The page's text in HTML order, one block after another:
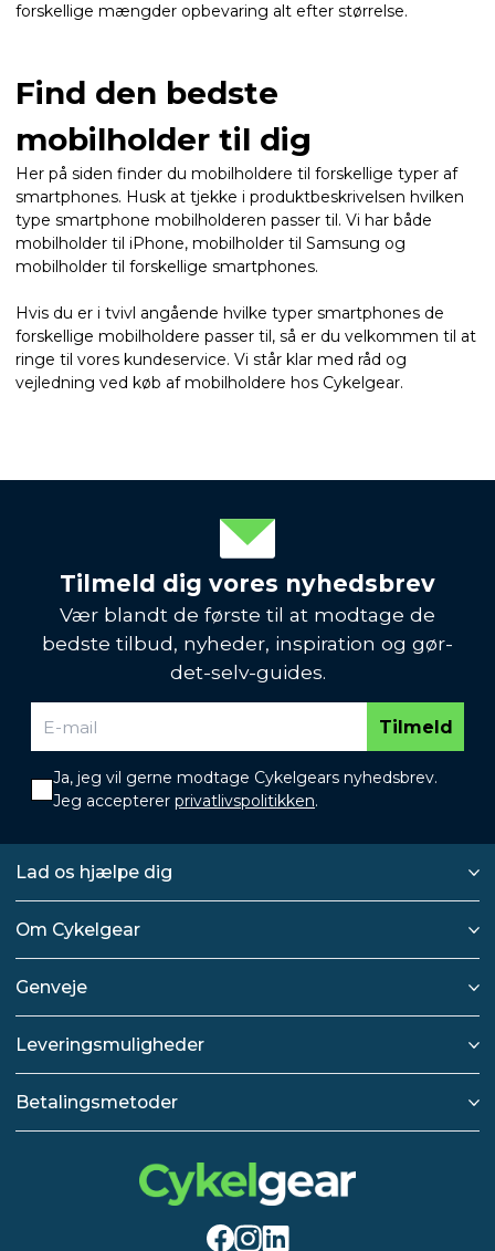
forskellige mængder opbevaring alt efter størrelse.
Find den bedste
mobilholder til dig
Her på siden finder du mobilholdere til forskellige typer af
smartphones. Husk at tjekke i produktbeskrivelsen hvilken
type smartphone mobilholderen passer til. Vi har både
mobilholder til iPhone, mobilholder til Samsung og
mobilholder til forskellige smartphones.
Hvis du er i tvivl angående hvilke typer smartphones de
forskellige mobilholdere passer til, så er du velkommen til at
ringe til vores kundeservice. Vi står klar med råd og
vejledning ved køb af mobilholdere hos Cykelgear.
Tilmeld dig vores nyhedsbrev
Vær blandt de første til at modtage de
bedste tilbud, nyheder, inspiration og gør-
det-selv-guides.
Tilmeld
Ja, jeg vil gerne modtage Cykelgears nyhedsbrev.
Jeg accepterer privatlivspolitikken.
Lad os hjælpe dig
Om Cykelgear
Genveje
Leveringsmuligheder
Betalingsmetoder